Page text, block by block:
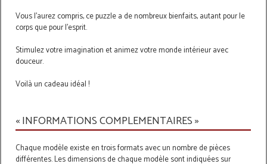
Vous l'aurez compris, ce puzzle a de nombreux bienfaits, autant pour le
corps que pour l'esprit.
Stimulez votre imagination et animez votre monde intérieur avec
douceur.
Voilà un cadeau idéal !
« INFORMATIONS COMPLEMENTAIRES »
Chaque modèle existe en trois formats avec un nombre de pièces
différentes. Les dimensions de chaque modèle sont indiquées sur